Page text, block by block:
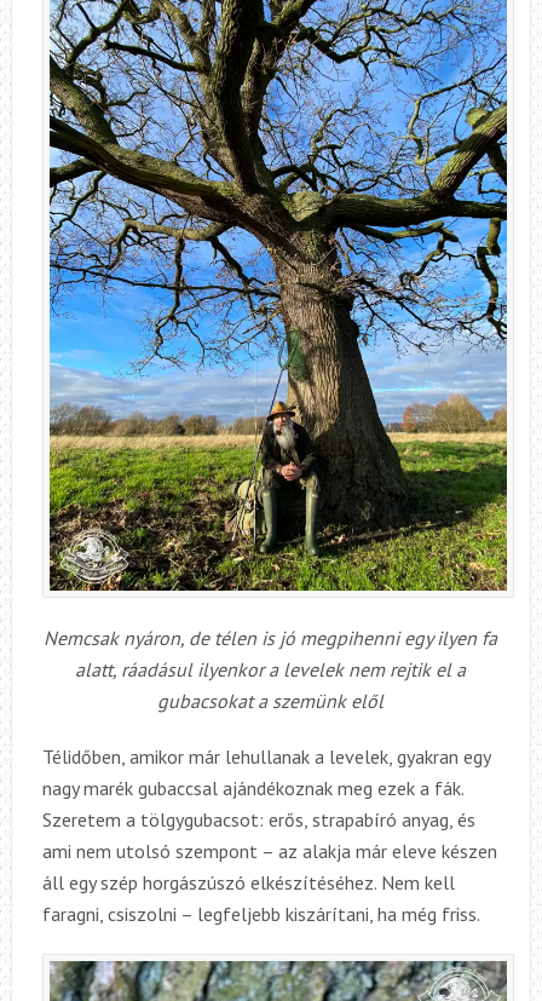
Nemcsak nyáron, de télen is jó megpihenni egy ilyen fa
alatt, ráadásul ilyenkor a levelek nem rejtik el a
gubacsokat a szemünk elől
Télidőben, amikor már lehullanak a levelek, gyakran egy
nagy marék gubaccsal ajándékoznak meg ezek a fák.
Szeretem a tölgygubacsot: erős, strapabíró anyag, és
ami nem utolsó szempont – az alakja már eleve készen
áll egy szép horgászúszó elkészítéséhez. Nem kell
faragni, csiszolni – legfeljebb kiszárítani, ha még friss.